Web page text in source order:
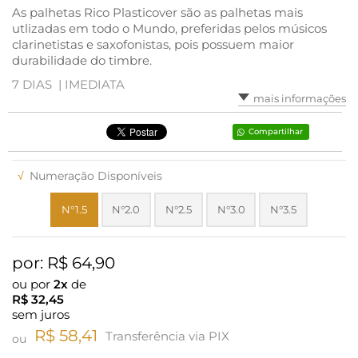
As palhetas Rico Plasticover são as palhetas mais
utlizadas em todo o Mundo, preferidas pelos músicos
clarinetistas e saxofonistas, pois possuem maior
durabilidade do timbre.
7 DIAS | IMEDIATA
mais informações
Compartilhar
√ Numeração Disponíveis
N°1.5 N°2.0 N°2.5 N°3.0 N°3.5
por: R$ 64,90
ou por 2x de
R$ 32,45
sem juros
ou R$ 58,41 Transferência via PIX